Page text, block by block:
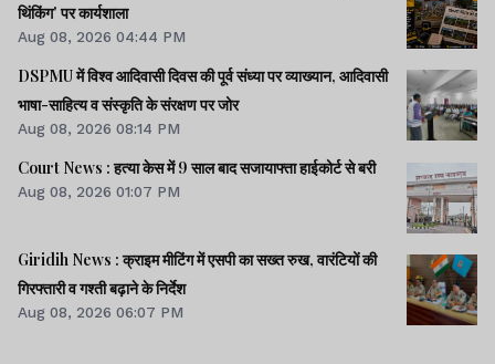
थिंकिंग' पर कार्यशाला
Aug 08, 2026 04:44 PM
DSPMU में विश्व आदिवासी दिवस की पूर्व संध्या पर व्याख्यान, आदिवासी
भाषा-साहित्य व संस्कृति के संरक्षण पर जोर
Aug 08, 2026 08:14 PM
Court News : हत्या केस में 9 साल बाद सजायाफ्ता हाईकोर्ट से बरी
Aug 08, 2026 01:07 PM
Giridih News : क्राइम मीटिंग में एसपी का सख्त रुख, वारंटियों की
गिरफ्तारी व गश्ती बढ़ाने के निर्देश
Aug 08, 2026 06:07 PM